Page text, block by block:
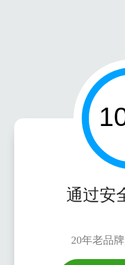
通过安
20年老品